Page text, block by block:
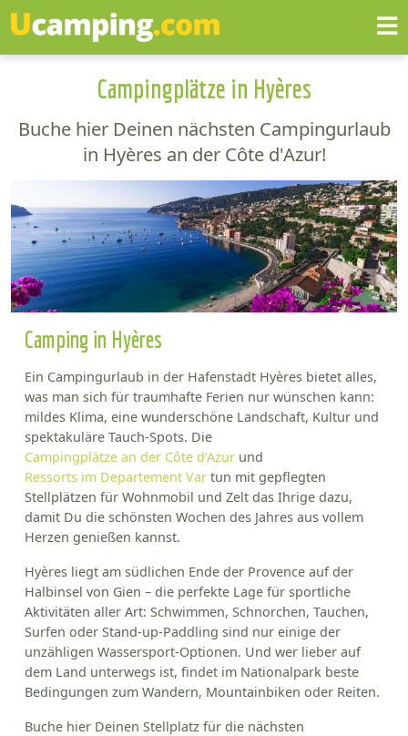
Campingplätze in Hyères
Buche hier Deinen nächsten Campingurlaub
in Hyères an der Côte d'Azur!
Camping in Hyères
Ein Campingurlaub in der Hafenstadt Hyères bietet alles,
was man sich für traumhafte Ferien nur wünschen kann:
mildes Klima, eine wunderschöne Landschaft, Kultur und
spektakuläre Tauch-Spots. Die
Campingplätze an der Côte d’Azur und
Ressorts im Departement Var tun mit gepflegten
Stellplätzen für Wohnmobil und Zelt das Ihrige dazu,
damit Du die schönsten Wochen des Jahres aus vollem
Herzen genießen kannst.
Hyères liegt am südlichen Ende der Provence auf der
Halbinsel von Gien – die perfekte Lage für sportliche
Aktivitäten aller Art: Schwimmen, Schnorchen, Tauchen,
Surfen oder Stand-up-Paddling sind nur einige der
unzähligen Wassersport-Optionen. Und wer lieber auf
dem Land unterwegs ist, findet im Nationalpark beste
Bedingungen zum Wandern, Mountainbiken oder Reiten.
Buche hier Deinen Stellplatz für die nächsten